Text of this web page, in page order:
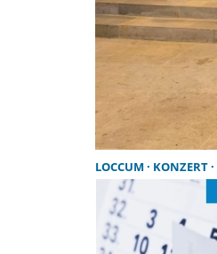
LOCCUM KONZERT